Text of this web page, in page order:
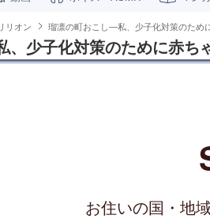
リオン 瑠凛の町おこし―私、少子化対策のため
、少子化対策のために赤ち
お住いの国・地